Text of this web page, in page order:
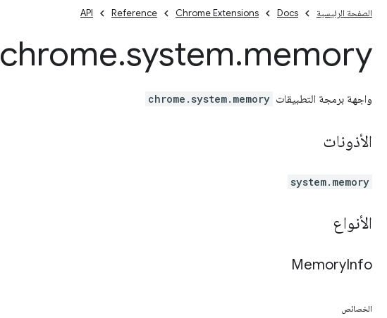
الصفحة الرئيسية Docs
Chrome Extensions
Reference
API
chrome.system.memory
واجهة برمجة التطبيقات chrome.system.memory
الأذونات
system.memory
الأنواع
MemoryInfo
الخصائص